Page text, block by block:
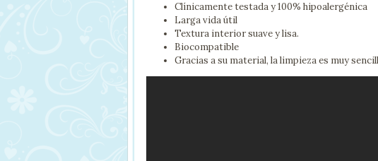
Clínicamente testada y 100% hipoalergénica
Larga vida útil
Textura interior suave y lisa.
Biocompatible
Gracias a su material, la limpieza es muy